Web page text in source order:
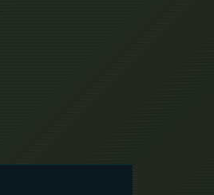
History ประวัติศาสตร์